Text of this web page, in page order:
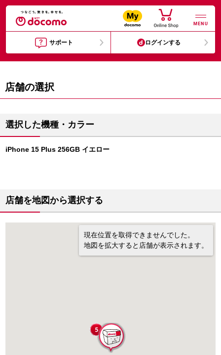
MENU
サポート ログインする
店舗の選択
選択した機種・カラー
iPhone 15 Plus 256GB イエロー
店舗を地図から選択する
現在位置を取得できませんでした。
地図を拡大すると店舗が表示されます。